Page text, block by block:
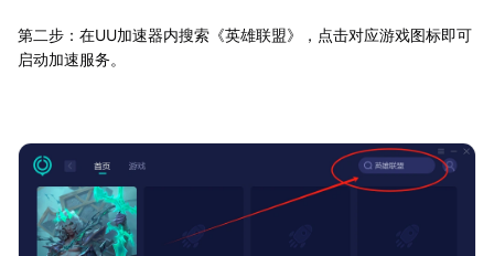
第二步：在UU加速器内搜索《英雄联盟》，点击对应游戏图标即可
启动加速服务。